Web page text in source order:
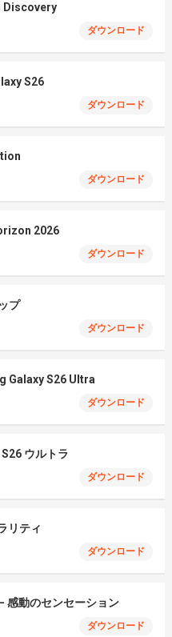
Discovery
ダウンロード
S26
ダウンロード
ダウンロード
2026
ダウンロード
プ
ダウンロード
Galaxy S26 Ultra
ダウンロード
ウルトラ
ダウンロード
リティ
ダウンロード
感動のセンセーション
ダウンロード